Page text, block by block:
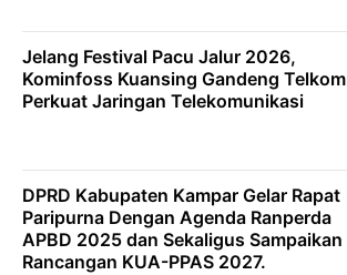
Jelang Festival Pacu Jalur 2026,
Kominfoss Kuansing Gandeng Telkom
Perkuat Jaringan Telekomunikasi
DPRD Kabupaten Kampar Gelar Rapat
Paripurna Dengan Agenda Ranperda
APBD 2025 dan Sekaligus Sampaikan
Rancangan KUA-PPAS 2027.